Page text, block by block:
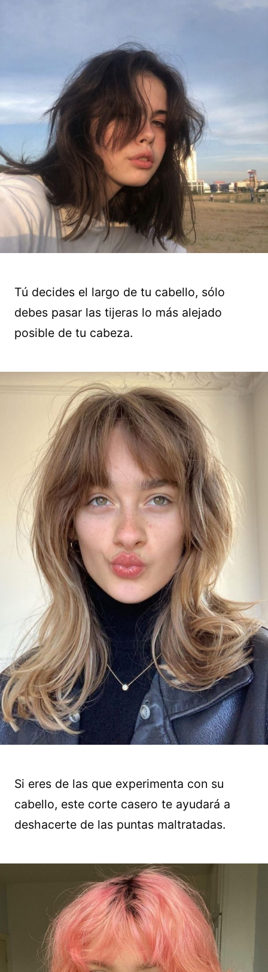
Tú decides el largo de tu cabello, sólo
debes pasar las tijeras lo más alejado
posible de tu cabeza.
Si eres de las que experimenta con su
cabello, este corte casero te ayudará a
deshacerte de las puntas maltratadas.